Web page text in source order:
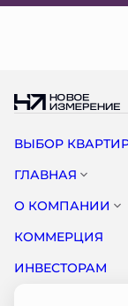
ВЫБОР
ГЛАВНАЯ
О КОМПАНИИ
КОММЕРЦИЯ
ИНВЕСТОРАМ